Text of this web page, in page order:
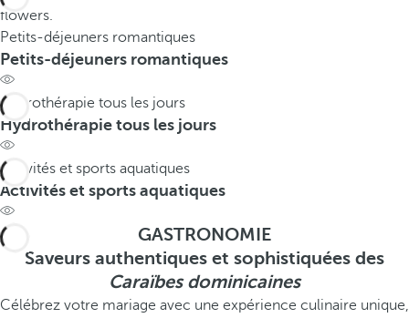
Petits-déjeuners romantiques
Petits-déjeuners romantiques
Hydrothérapie tous les jours
Hydrothérapie tous les jours
Activités et sports aquatiques
Activités et sports aquatiques
GASTRONOMIE
Saveurs authentiques et sophistiquées des
Caraïbes dominicaines
Célébrez votre mariage avec une expérience culinaire unique,